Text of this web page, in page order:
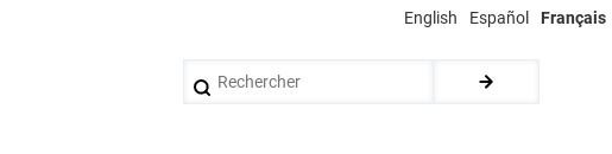
English Español Français
Rechercher